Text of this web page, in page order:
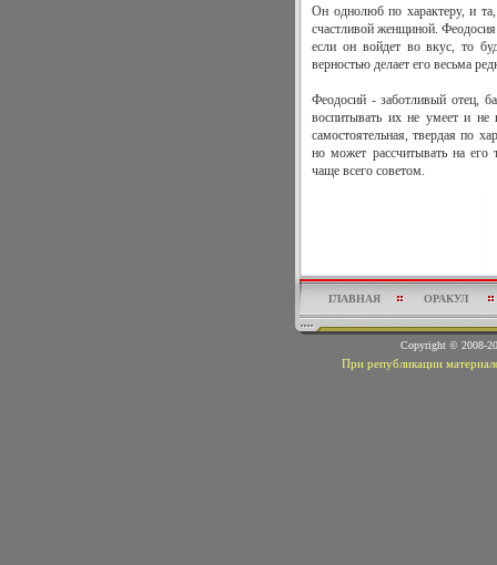
Он однолюб по характеру, и
счастливой женщиной.
если он войдет во вкус, то
верностью делает его весьма
Феодосий - заботливый отец,
воспитывать их не умеет и не
самостоятельная, твердая по
но может рассчитывать на
чаще всего советом.
ГЛАВНАЯ ОРАКУЛ
Copyright © 2008-
При републикации